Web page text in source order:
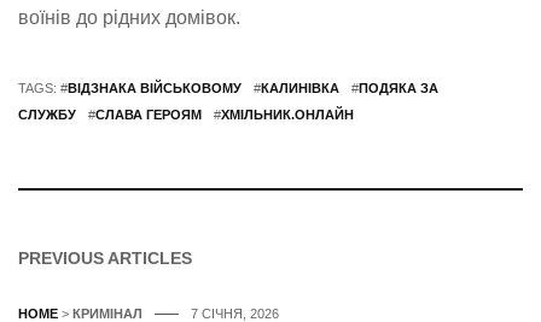
воїнів до рідних домівок.
TAGS: #ВІДЗНАКА ВІЙСЬКОВОМУ #КАЛИНІВКА #ПОДЯКА ЗА
СЛУЖБУ
#СЛАВА ГЕРОЯМ #ХМІЛЬНИК.ОНЛАЙН
PREVIOUS ARTICLES
HOME > КРИМІНАЛ 7 СІЧНЯ, 2026